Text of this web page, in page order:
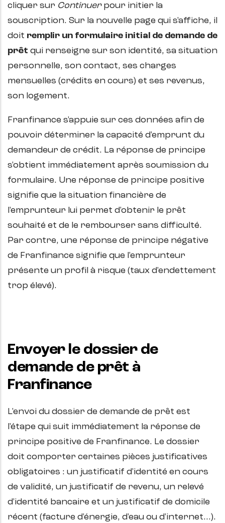
cliquer sur Continuer pour initier la
souscription. Sur la nouvelle page qui s'affiche, il
doit remplir un formulaire initial de demande de
prêt qui renseigne sur son identité, sa situation
personnelle, son contact, ses charges
mensuelles (crédits en cours) et ses revenus,
son logement.
Franfinance s'appuie sur ces données afin de
pouvoir déterminer la capacité d'emprunt du
demandeur de crédit. La réponse de principe
s'obtient immédiatement après soumission du
formulaire. Une réponse de principe positive
signifie que la situation financière de
l'emprunteur lui permet d'obtenir le prêt
souhaité et de le rembourser sans difficulté.
Par contre, une réponse de principe négative
de Franfinance signifie que l'emprunteur
présente un profil à risque (taux d'endettement
trop élevé).
Envoyer le dossier de
demande de prêt à
Franfinance
L'envoi du dossier de demande de prêt est
l'étape qui suit immédiatement la réponse de
principe positive de Franfinance. Le dossier
doit comporter certaines pièces justificatives
obligatoires : un justificatif d'identité en cours
de validité, un justificatif de revenu, un relevé
d'identité bancaire et un justificatif de domicile
récent (facture d'énergie, d'eau ou d'internet…).